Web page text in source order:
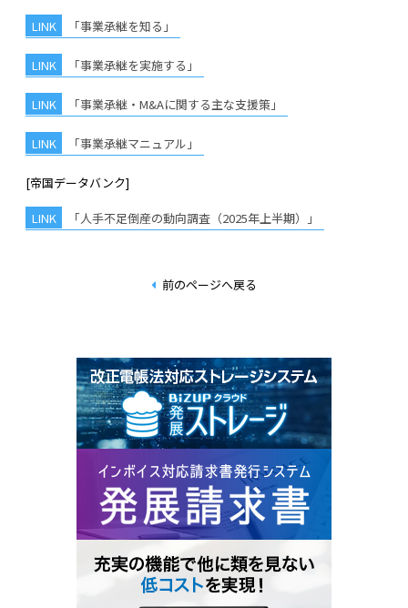
「事業承継を知る」
「事業承継を実施する」
「事業承継・M&Aに関する主な支援策」
「事業承継マニュアル」
[帝国データバンク]
「人手不足倒産の動向調査（2025年上半期）」
前のページへ戻る